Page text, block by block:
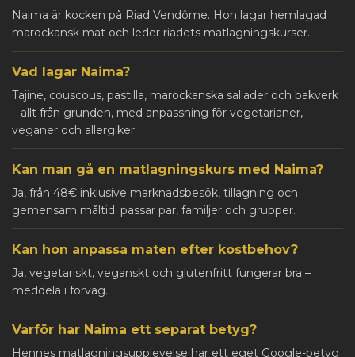
Naima är kocken på Riad Vendôme. Hon lagar hemlagad
marockansk mat och leder riadets matlagningskurser.
Vad lagar Naima?
Tajine, couscous, pastilla, marockanska sallader och bakverk
– allt från grunden, med anpassning för vegetarianer,
veganer och allergiker.
Kan man gå en matlagningskurs med Naima?
Ja, från 48€ inklusive marknadsbesök, tillagning och
gemensam måltid; passar par, familjer och grupper.
Kan hon anpassa maten efter kostbehov?
Ja, vegetariskt, veganskt och glutenfritt fungerar bra –
meddela i förväg.
Varför har Naima ett separat betyg?
Hennes matlagningsupplevelse har ett eget Google-betyg